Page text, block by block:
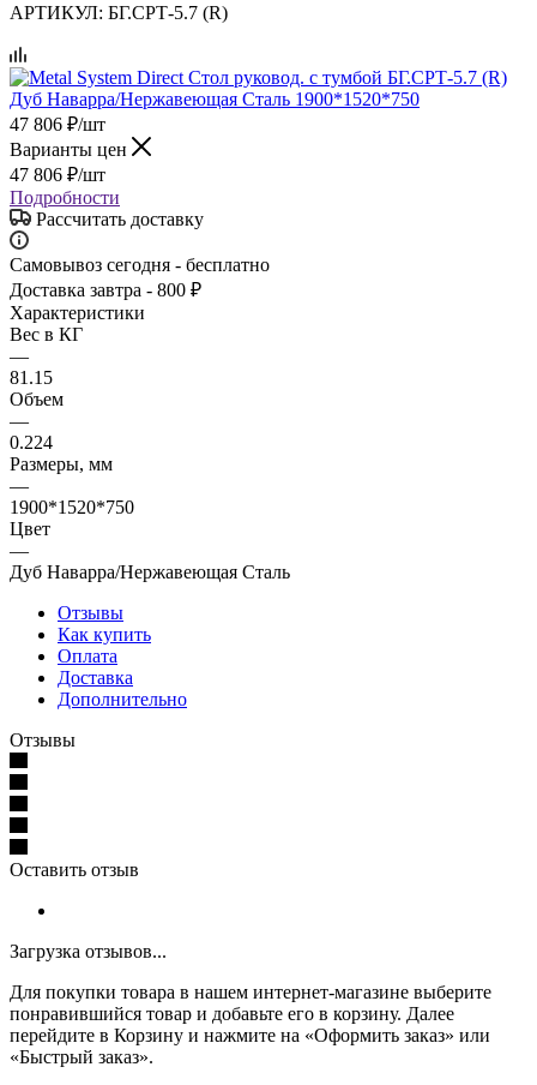
АРТИКУЛ: БГ.СРТ-5.7 (R)
47 806 ₽/шт
Варианты цен
47 806 ₽/шт
Подробности
Рассчитать доставку
Самовывоз сегодня - бесплатно
Доставка завтра - 800 ₽
Характеристики
Вес в КГ
—
81.15
Объем
—
0.224
Размеры, мм
—
1900*1520*750
Цвет
—
Дуб Наварра/Нержавеющая Сталь
Отзывы
Как купить
Оплата
Доставка
Дополнительно
Отзывы
Оставить отзыв
Загрузка отзывов...
Для покупки товара в нашем интернет-магазине выберите
понравившийся товар и добавьте его в корзину. Далее
перейдите в Корзину и нажмите на «Оформить заказ» или
«Быстрый заказ».